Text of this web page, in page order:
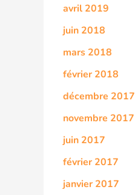
avril 2019
juin 2018
mars 2018
février 2018
décembre 2017
novembre 2017
juin 2017
février 2017
janvier 2017